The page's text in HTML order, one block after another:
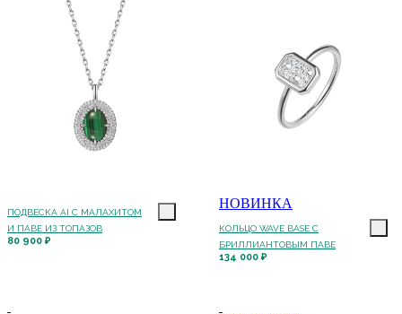
ПОДВЕСКА AI С МАЛАХИТОМ
И ПАВЕ ИЗ ТОПАЗОВ
80 900 ₽
НОВИНКА
КОЛЬЦО WAVE BASE С
БРИЛЛИАНТОВЫМ ПАВЕ
134 000 ₽